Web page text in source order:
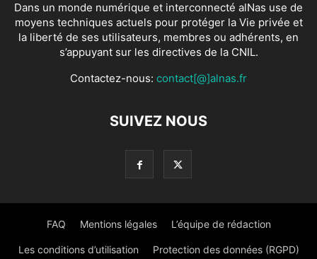
Dans un monde numérique et interconnecté alNas use de
moyens techniques actuels pour protéger la Vie privée et
la liberté de ses utilisateurs, membres ou adhérents, en
s’appuyant sur les directives de la CNIL.
Contactez-nous: contact[@]alnas.fr
SUIVEZ NOUS
FAQ Mentions légales L’équipe de rédaction
Les conditions d’utilisation Protection des données (RGPD)